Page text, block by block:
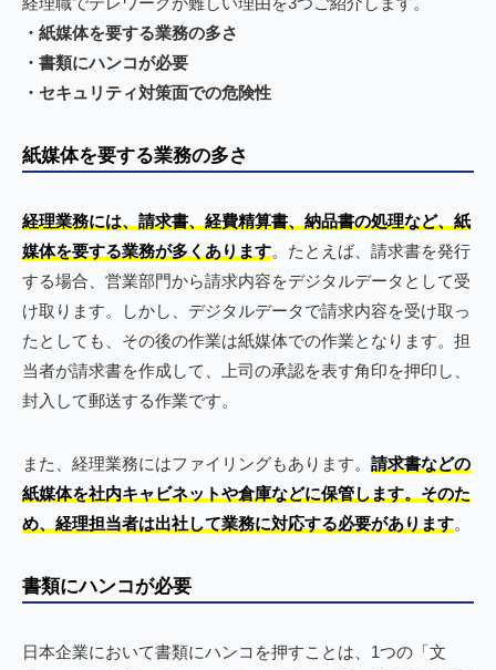
・紙媒体を要する業務の多さ
・書類にハンコが必要
・セキュリティ対策面での危険性
紙媒体を要する業務の多さ
経理業務には、請求書、経費精算書、納品書の処理など、紙
媒体を要する業務が多くあります。たとえば、請求書を発行
する場合、営業部門から請求内容をデジタルデータとして受
け取ります。しかし、デジタルデータで請求内容を受け取っ
たとしても、その後の作業は紙媒体での作業となります。担
当者が請求書を作成して、上司の承認を表す角印を押印し、
封入して郵送する作業です。
また、経理業務にはファイリングもあります。 請求書などの
紙媒体を社内キャビネットや倉庫などに保管します。そのた
め、経理担当者は出社して業務に対応する必要があります。
書類にハンコが必要
日本企業において書類にハンコを押すことは、1つの「文